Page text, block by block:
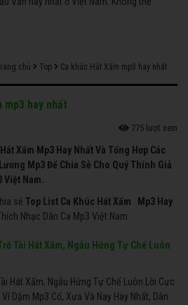
chủ Top Ca khúc Hát Xẩm mp3 hay nhất
mp3 hay nhất
775 lượt xem
Xẩm Mp3 Hay Nhất Và Tổng Hơp Các
Mp3 Để Chia Sẻ Cho Quý Thính Giả
Nam.
sẻ Top List Ca Khúc Hát Xẩm Mp3 Hay
Nhạc Dân Ca Mp3 Việt Nam.
Tài Hát Xẩm, Ngẫu Hứng Tự Chế Luôn
Hát Xẩm, Ngẫu Hứng Tự Chế Luôn Lời Cực
Dặm Mp3 Cổ, Xưa Và Nay Hay Nhất, Dân